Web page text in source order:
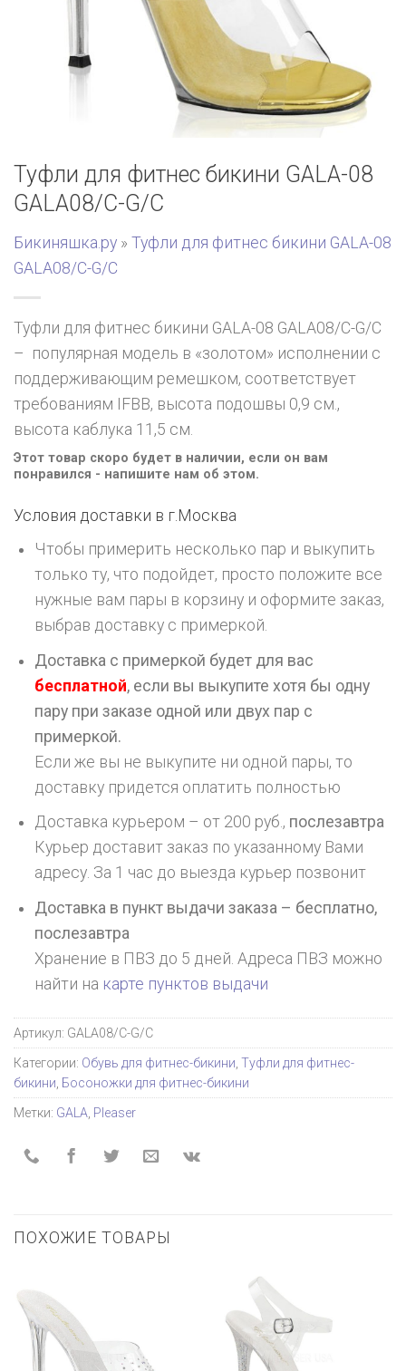
Туфли для фитнес бикини GALA-08
GALA08/C-G/C
Бикиняшка.ру » Туфли для фитнес бикини GALA-08
GALA08/C-G/C
Туфли для фитнес бикини GALA-08 GALA08/C-G/C
– популярная модель в «золотом» исполнении с
поддерживающим ремешком, соответствует
требованиям IFBB, высота подошвы 0,9 см.,
высота каблука 11,5 см.
Этот товар скоро будет в наличии, если он вам
понравился - напишите нам об этом.
Условия доставки в г. Москва
Чтобы примерить несколько пар и выкупить
только ту, что подойдет, просто положите все
нужные вам пары в корзину и оформите заказ,
выбрав доставку с примеркой.
Доставка с примеркой будет для вас
бесплатной, если вы выкупите хотя бы одну
пару при заказе одной или двух пар с
примеркой.
Если же вы не выкупите ни одной пары, то
доставку придется оплатить полностью
Доставка курьером – от 200 руб., послезавтра
Курьер доставит заказ по указанному Вами
адресу. За 1 час до выезда курьер позвонит
Доставка в пункт выдачи заказа – бесплатно,
послезавтра
Хранение в ПВЗ до 5 дней. Адреса ПВЗ можно
найти на карте пунктов выдачи
Артикул: GALA08/C-G/C
Категории: Обувь для фитнес-бикини Туфли для фитнес-
бикини Босоножки для фитнес-бикини
Метки: GALA Pleaser
ПОХОЖИЕ ТОВАРЫ